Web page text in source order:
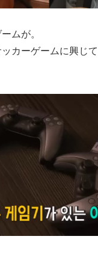
ムが。
カーゲームに興じ